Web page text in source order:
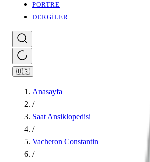
PORTRE
DERGİLER
🇺🇸
Anasayfa
/
Saat Ansiklopedisi
/
Vacheron Constantin
/